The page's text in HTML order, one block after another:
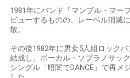
1981年にバンド「マンブル・マー
ビューするものの、レーベル消滅
散。
その後1982年に男女5人組ロックバ
結成し、ボーカル・ソプラノサッ
シングル「暗闇でDANCE」で再メ